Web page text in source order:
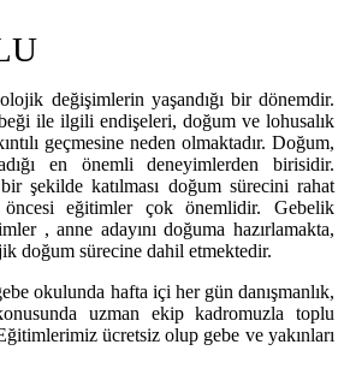
değişimlerin yaşandığı bir dönemdir.
ile ilgili endişeleri, doğum ve lohusalık
geçmesine neden olmaktadır. Doğum,
en önemli deneyimlerden birisidir.
şekilde katılması doğum sürecini rahat
eğitimler çok önemlidir. Gebelik
, anne adayını doğuma hazırlamakta,
doğum sürecine dahil etmektedir.
okulunda hafta içi her gün danışmanlık,
uzman ekip kadromuzla toplu
ücretsiz olup gebe ve yakınları